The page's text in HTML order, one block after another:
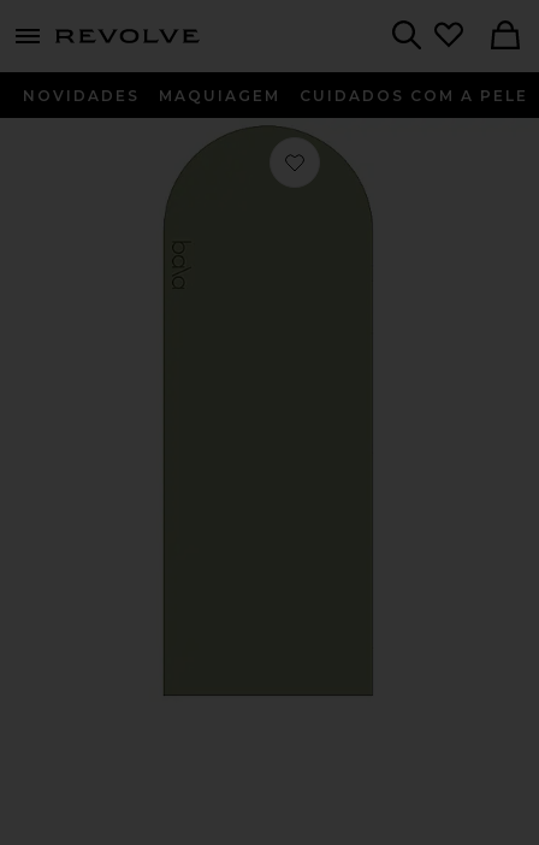
menu - shows more content
NOVIDADES MAQUIAGEM CUIDADOS COM A PELE
Favorito The Play Mat in Sage